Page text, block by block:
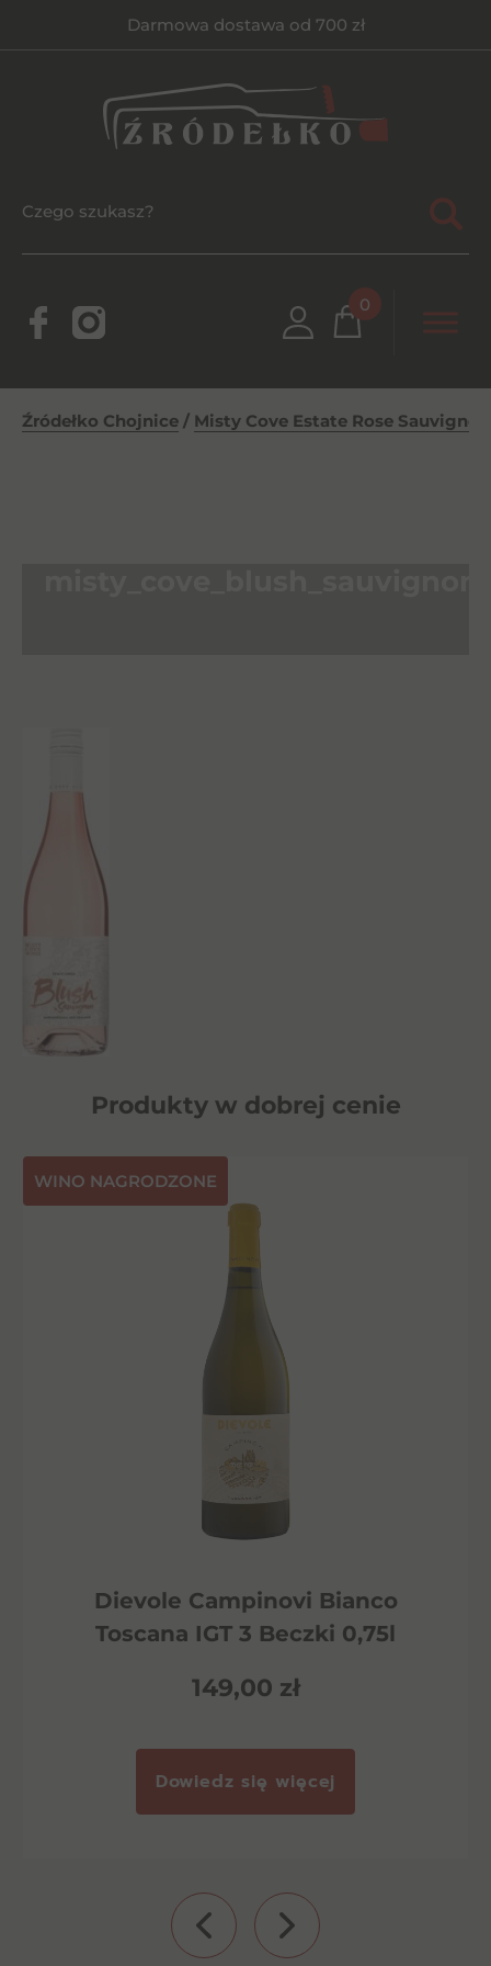
Darmowa dostawa od 700 zł
0
Źródełko Chojnice / Misty Cove Estate Rose
Produkty w dobrej cenie
⁠WINO NAGRODZONE
Dievole Campinovi Bianco
Toscana IGT 3 Beczki 0,75l
149,00 zł
Dowiedz się więcej